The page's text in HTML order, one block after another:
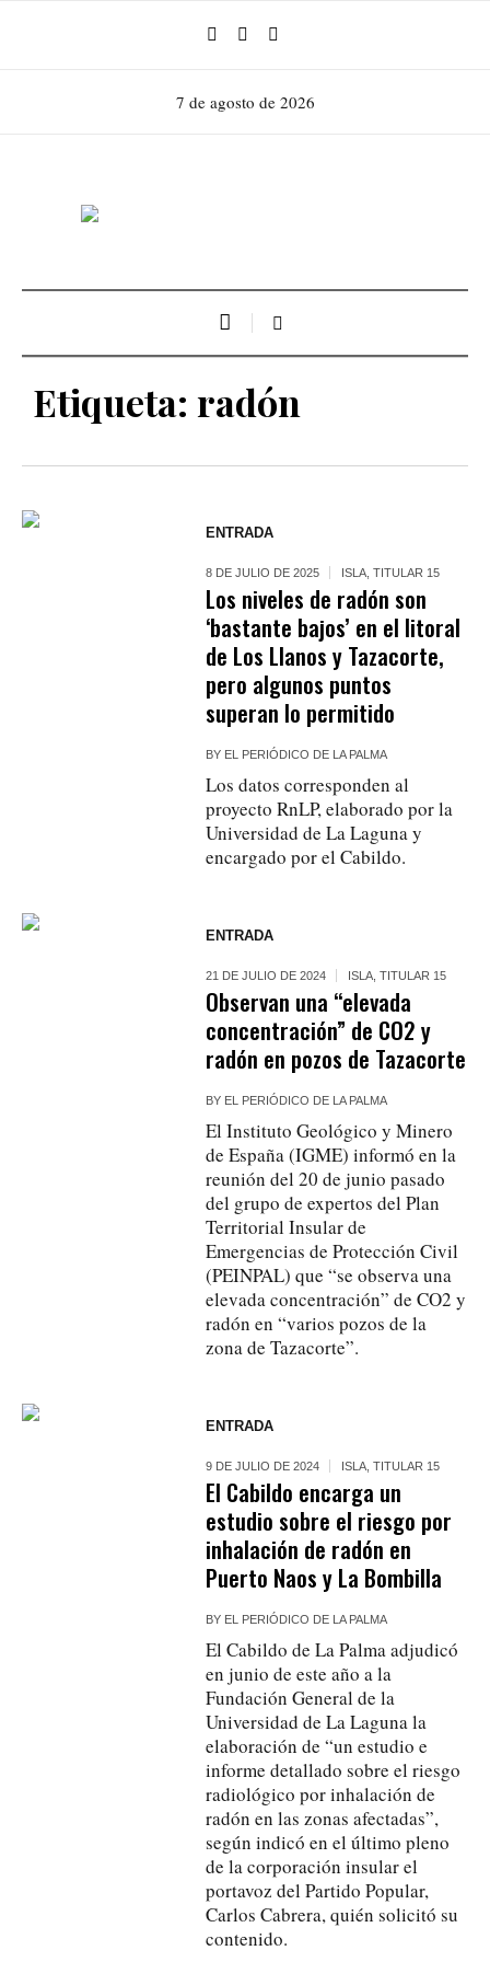
7 de agosto de 2026
Etiqueta: radón
ENTRADA
8 DE JULIO DE 2025 ISLA ,TITULAR 15
Los niveles de radón son
‘bastante bajos’ en el litoral
de Los Llanos y Tazacorte,
pero algunos puntos
superan lo permitido
BY EL PERIÓDICO DE LA PALMA
Los datos corresponden al
proyecto RnLP, elaborado por la
Universidad de La Laguna y
encargado por el Cabildo.
ENTRADA
21 DE JULIO DE 2024 ISLA ,TITULAR 15
Observan una “elevada
concentración” de CO2 y
radón en pozos de Tazacorte
BY EL PERIÓDICO DE LA PALMA
El Instituto Geológico y Minero
de España (IGME) informó en la
reunión del 20 de junio pasado
del grupo de expertos del Plan
Territorial Insular de
Emergencias de Protección Civil
(PEINPAL) que “se observa una
elevada concentración” de CO2 y
radón en “varios pozos de la
zona de Tazacorte”.
ENTRADA
9 DE JULIO DE 2024 ISLA ,TITULAR 15
El Cabildo encarga un
estudio sobre el riesgo por
inhalación de radón en
Puerto Naos y La Bombilla
BY EL PERIÓDICO DE LA PALMA
El Cabildo de La Palma adjudicó
en junio de este año a la
Fundación General de la
Universidad de La Laguna la
elaboración de “un estudio e
informe detallado sobre el riesgo
radiológico por inhalación de
radón en las zonas afectadas”,
según indicó en el último pleno
de la corporación insular el
portavoz del Partido Popular,
Carlos Cabrera, quién solicitó su
contenido.